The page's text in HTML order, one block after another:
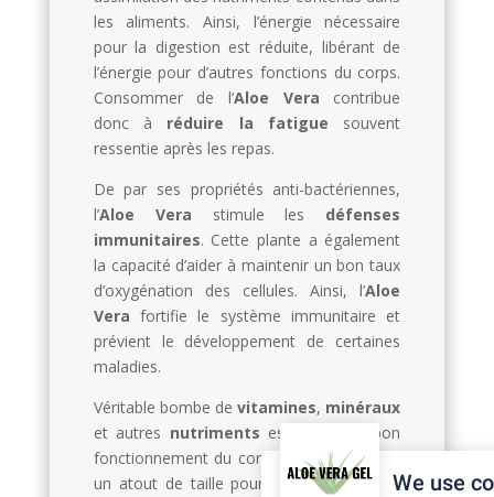
les aliments. Ainsi, l’énergie nécessaire
pour la digestion est réduite, libérant de
l’énergie pour d’autres fonctions du corps.
Consommer de l’Aloe Vera contribue
donc à réduire la fatigue souvent
ressentie après les repas.
De par ses propriétés anti-bactériennes,
l’Aloe Vera stimule les défenses
immunitaires. Cette plante a également
la capacité d’aider à maintenir un bon taux
d’oxygénation des cellules. Ainsi, l’Aloe
Vera fortifie le système immunitaire et
prévient le développement de certaines
maladies.
Véritable bombe devitamines, minéraux
et autres nutriments essentiels au bon
fonctionnement du corps, l’
Aloe Vera
un atout de taille pour
lutter contre laWe use